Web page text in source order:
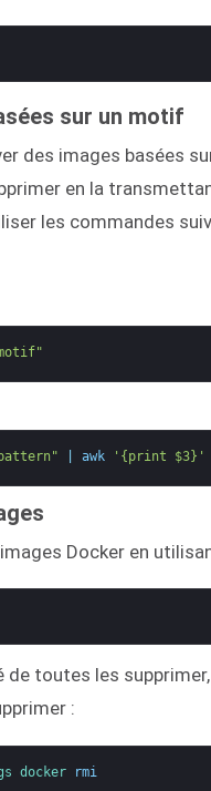
sur un motif
des images basées
en la
les commandes
awk '{print $3}'
Docker en
de toutes les
:
docker rmi